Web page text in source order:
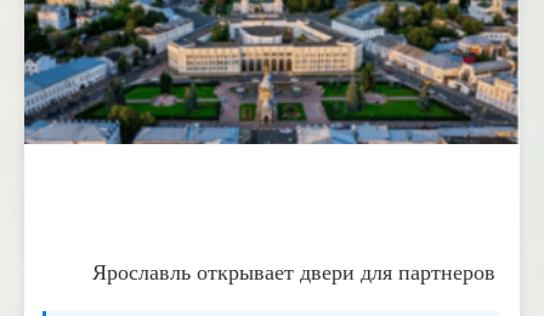
Ярославль открывает двери для партнеров